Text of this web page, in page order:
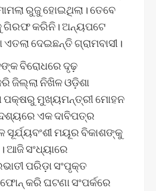
ରୁଜୁ ହୋଇଥିଲା। ତେବେ
ଗିରଫ କରିନି। ଅନ୍ୟପଟେ
ଏତଲା ଦେଇଛନ୍ତି ଗ୍ରାମବାସୀ।
ବିରୋଧରେ ଦୃଢ଼
ଜିଲ୍ଲା ନିଖିଳ ଓଡ଼ିଶା
ପକ୍ଷରୁ ମୁଖ୍ୟମନ୍ତ୍ରୀ ମୋହନ
ଏକ ଦାବିପତ୍ର
ସୂର୍ଯ୍ୟବଂଶୀ ମୟୂର ବିକାଶଙ୍କୁ
ଆଜି ସଂଧ୍ୟାରେ
ପରିଡ଼ା ସଂପୃକ୍ତ
କରି ଘଟଣା ସଂପର୍କରେ